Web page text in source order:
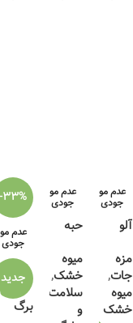
عدم مو
جودی
آلو
ن تو
سرخ
اسلای
سی
مزه
جات,
میوه
خشک
عدم مو
جودی
حبه
میوه
خشک,
سلامت
و
-33%
عدم مو
جودی
جدید
برگ